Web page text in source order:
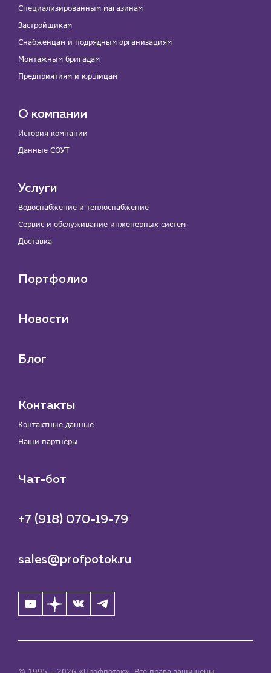
Специализированным магазинам
Застройщикам
Снабженцам и подрядным организациям
Монтажным бригадам
Предприятиям и юр.лицам
О компании
История компании
Данные СОУТ
Услуги
Водоснабжение и теплоснабжение
Сервис и обслуживание инженерных систем
Доставка
Портфолио
Новости
Блог
Контакты
Контактные данные
Наши партнёры
Чат-бот
+7 (918) 070-19-79
sales@profpotok.ru